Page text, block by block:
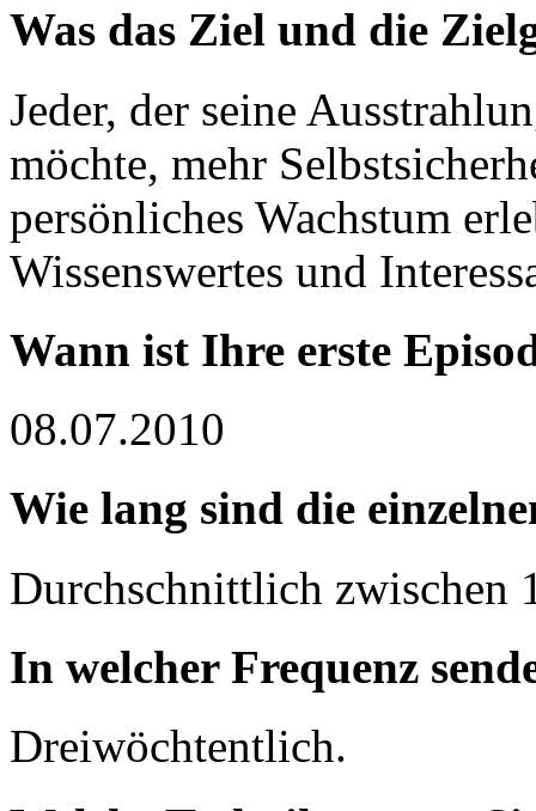
Was das Ziel und die
Jeder, der seine
möchte, mehr
persönliches Wachstum
Wissenswertes und
Wann ist Ihre erste
08.07.2010
Wie lang sind die
Durchschnittlich zwischen
In welcher Frequenz
Dreiwöchtentlich.